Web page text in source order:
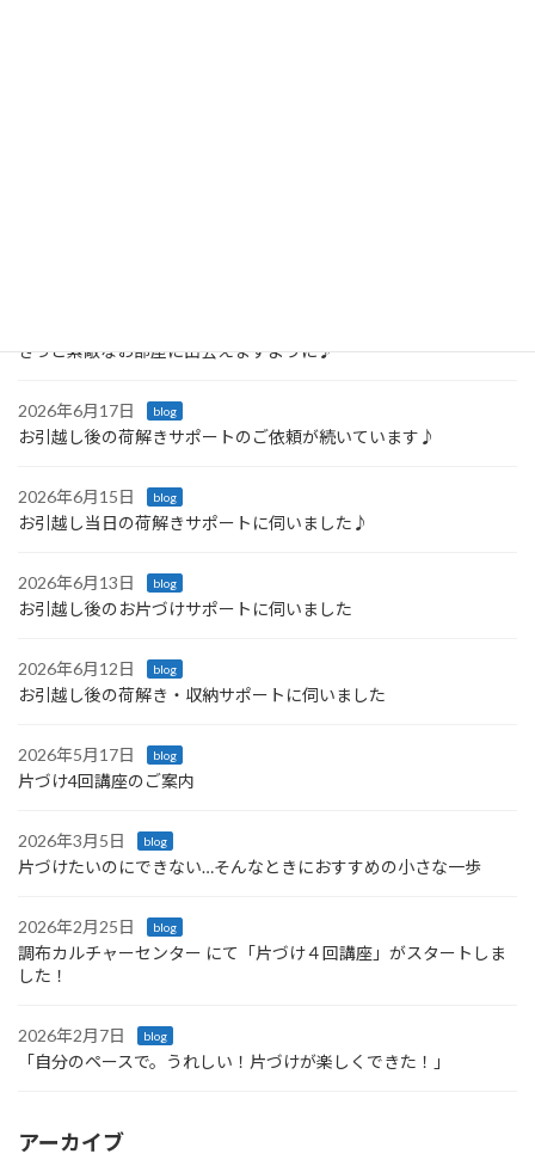
きっと素敵なお部屋に出会えますように♪
2026年6月17日 blog
お引越し後の荷解きサポートのご依頼が続いています♪
2026年6月15日 blog
お引越し当日の荷解きサポートに伺いました♪
2026年6月13日 blog
お引越し後のお片づけサポートに伺いました
2026年6月12日 blog
お引越し後の荷解き・収納サポートに伺いました
2026年5月17日 blog
片づけ4回講座のご案内
2026年3月5日 blog
片づけたいのにできない…そんなときにおすすめの小さな一歩
2026年2月25日 blog
調布カルチャーセンター にて「片づけ４回講座」がスタートしま
した！
2026年2月7日 blog
「自分のペースで。うれしい！片づけが楽しくできた！」
アーカイブ